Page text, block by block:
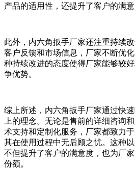
产品的适用性，还提升了客户的满意
此外，内六角扳手厂家还注重持续
客户反馈和市场信息，厂家不断优
种持续改进的态度使得厂家能够较
争优势。
综上所述，内六角扳手厂家通过快
上的理念。无论是售前的详细咨询
术支持和定制化服务，厂家都致力
其在使用过程中无后顾之忧。这种
不但提升了客户的满意度，也为厂
份额。